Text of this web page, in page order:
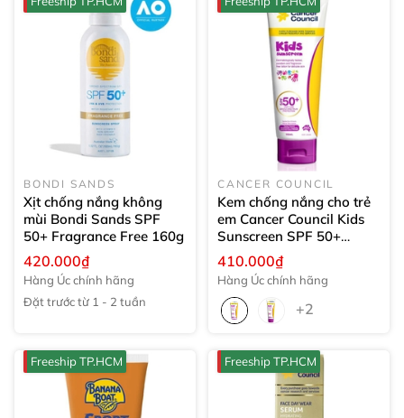
BONDI SANDS
Xịt chống nắng không
mùi Bondi Sands SPF
50+ Fragrance Free 160g
420.000₫
Hàng Úc chính hãng
Đặt trước từ 1 - 2 tuần
CANCER COUNCIL
Kem chống nắng cho trẻ
em Cancer Council Kids
Sunscreen SPF 50+
110ml
410.000₫
Hàng Úc chính hãng
+2
Freeship TP.HCM Freeship TP.HCM